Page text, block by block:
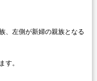
、左側が新婦の親族となる
す。